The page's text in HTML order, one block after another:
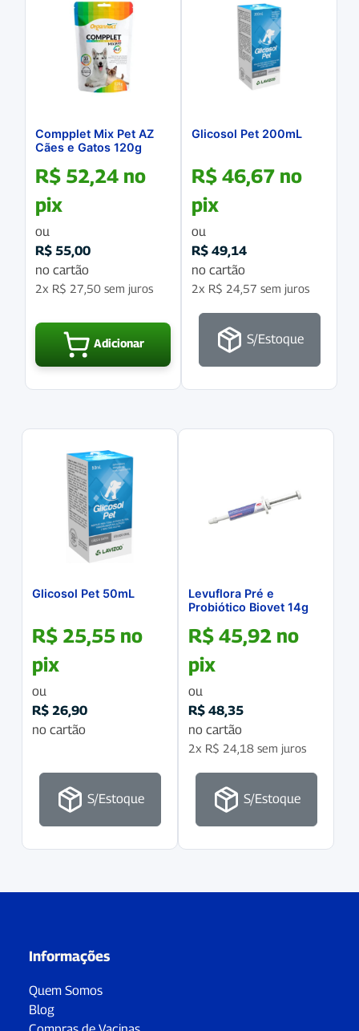
Compplet Mix Pet AZ
Cães e Gatos 120g
R$ 52,24 no
pix
ou
R$ 55,00
no cartão
2x R$ 27,50 sem juros
Adicionar
Glicosol Pet 200mL
R$ 46,67 no
pix
ou
R$ 49,14
no cartão
2x R$ 24,57 sem juros
S/Estoque
Glicosol Pet 50mL
R$ 25,55 no
pix
ou
R$ 26,90
no cartão
S/Estoque
Levuflora Pré e
Probiótico Biovet 14g
R$ 45,92 no
pix
ou
R$ 48,35
no cartão
2x R$ 24,18 sem juros
S/Estoque
Informações
Quem Somos
Blog